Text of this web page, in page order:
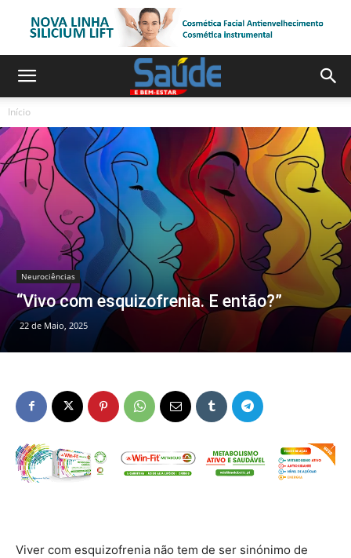
Início
Neurociências
“Vivo com esquizofrenia. E então?”
22 de Maio, 2025
Viver com esquizofrenia não tem de ser sinónimo de